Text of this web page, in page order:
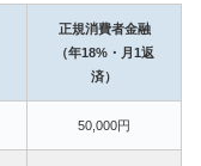
正規消費者金融
（年18%・月1返
済）
50,000円